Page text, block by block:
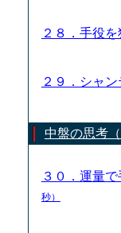
２８．手役
２９．シャ
中盤の思考
３０．運量
秒）